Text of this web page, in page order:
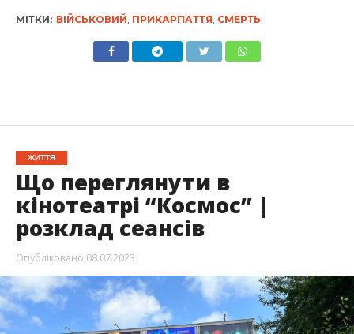
МІТКИ: ВІЙСЬКОВИЙ ПРИКАРПАТТЯ СМЕРТЬ
ЖИТТЯ
Що переглянути в
кінотеатрі “Космос” |
розклад сеансів
Опубліковано 08.07.2023